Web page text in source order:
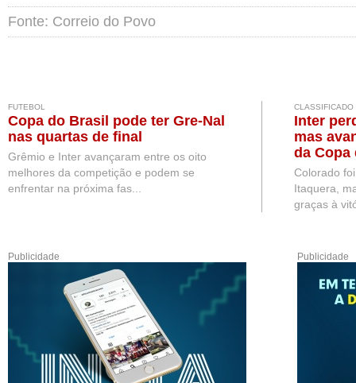
Fonte: Correio do Povo
FUTEBOL
Copa do Brasil pode ter Gre-Nal
nas quartas de final
Grêmio e Inter avançaram entre os oito
melhores da competição e podem se
enfrentar na próxima fas...
CLASSIFICADO
Inter
mas
da Copa
Colorado
Itaquera,
graças à
Publicidade Publicidade